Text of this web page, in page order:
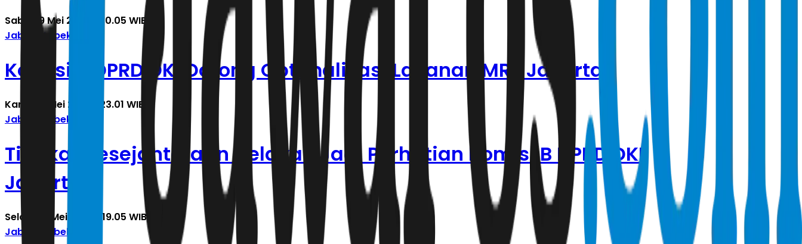
Sabtu, 9 Mei 2026 | 00.05 WIB
Jabodetabek
Komisi B DPRD DKI Dorong Optimalisasi Layanan MRT Jakarta
Kamis, 7 Mei 2026 | 23.01 WIB
Jabodetabek
Tingkat Kesejahteraan Nelayan Jadi Perhatian Komisi B DPRD DKI
Jakarta
Selasa, 5 Mei 2026 | 19.05 WIB
Jabodetabek